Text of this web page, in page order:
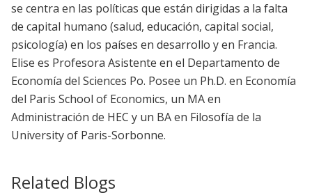
se centra en las políticas que están dirigidas a la falta
de capital humano (salud, educación, capital social,
psicología) en los países en desarrollo y en Francia.
Elise es Profesora Asistente en el Departamento de
Economía del Sciences Po. Posee un Ph.D. en Economía
del Paris School of Economics, un MA en
Administración de HEC y un BA en Filosofía de la
University of Paris-Sorbonne.
Related Blogs